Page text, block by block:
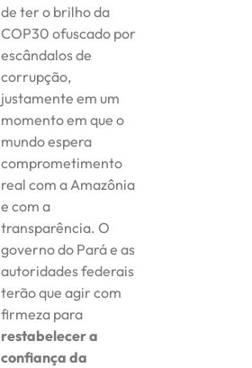
de ter o brilho da
COP30 ofuscado por
escândalos de
corrupção,
justamente em um
momento em que o
mundo espera
comprometimento
real com a Amazônia
e com a
transparência. O
governo do Pará e as
autoridades federais
terão que agir com
firmeza para
restabelecer a
confiança da